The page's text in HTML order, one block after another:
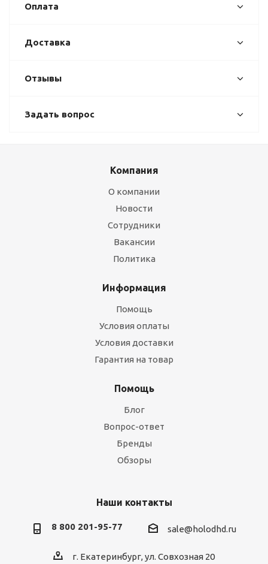
Оплата
Доставка
Отзывы
Задать вопрос
Компания
О компании
Новости
Сотрудники
Вакансии
Политика
Информация
Помощь
Условия оплаты
Условия доставки
Гарантия на товар
Помощь
Блог
Вопрос-ответ
Бренды
Обзоры
Наши контакты
8 800 201-95-77 sale@holodhd.ru
г. Екатеринбург, ул. Совхозная 20